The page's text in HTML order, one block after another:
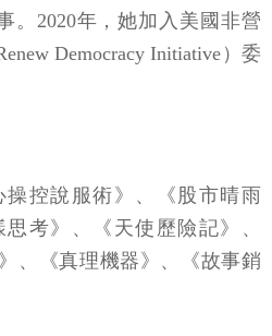
。2020年，她加入美國非營
Democracy Initiative）委
控說服術》、《股市晴雨
考》、《天使歷險記》、
、《真理機器》、《故事銷